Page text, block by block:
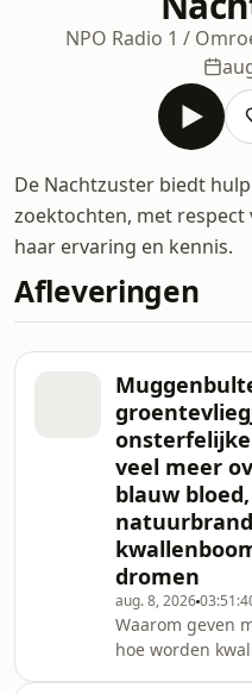
NPO Radio 1 /
De Nachtzuster biedt
zoektochten, met
haar ervaring en kennis.
Afleveringen
veel meer
blauw bloed,
dromen
aug. 8, 2026
Waarom geven
hoe worden